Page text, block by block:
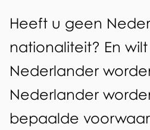
d
e
w
o
A
m
Heeft u geen
nationaliteit? En
Nederlander
Nederlander
bepaalde